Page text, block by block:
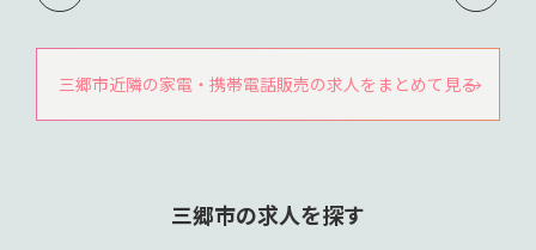
三郷市近隣の家電・携帯電話販売の求人をまとめて見る
三郷市の求人を探す